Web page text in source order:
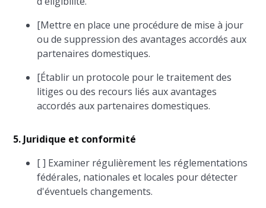
[Mettre en place une procédure de mise à jour
ou de suppression des avantages accordés aux
partenaires domestiques.
[Établir un protocole pour le traitement des
litiges ou des recours liés aux avantages
accordés aux partenaires domestiques.
5. Juridique et conformité
[ ] Examiner régulièrement les réglementations
fédérales, nationales et locales pour détecter
d'éventuels changements.